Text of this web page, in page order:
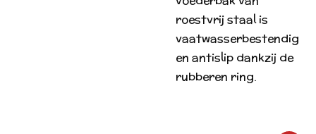
roestvrij staal is
vaatwasserbestendig
en antislip dankzij de
rubberen ring.